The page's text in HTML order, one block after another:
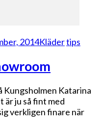
2014Klädertips
Kungsholmen Katarina
är ju så fint med
verkligen finare när